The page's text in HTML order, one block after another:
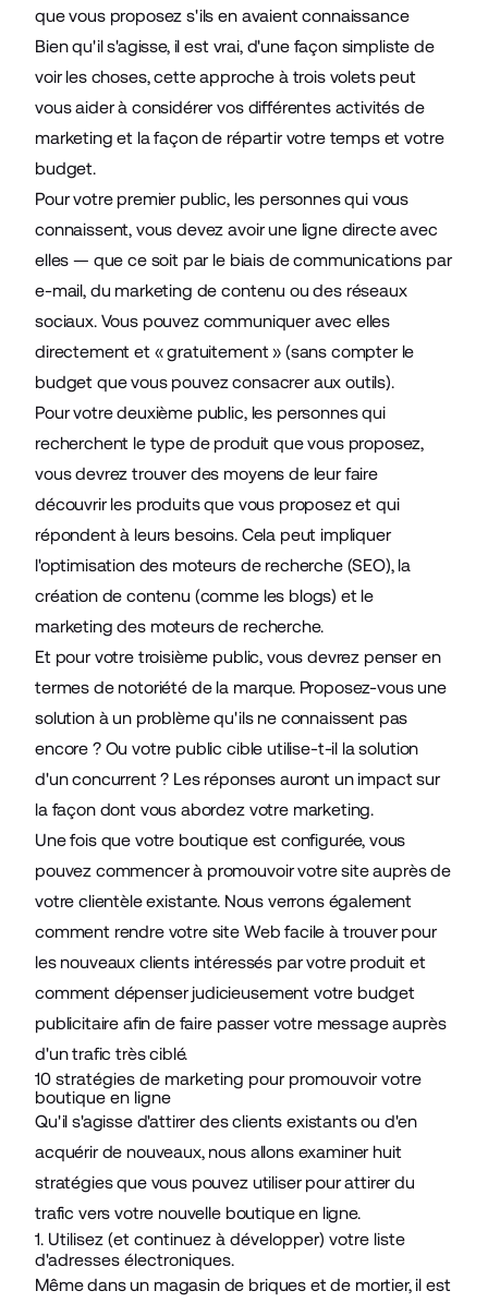
que vous proposez s'ils en avaient connaissance
Bien qu'il s'agisse, il est vrai, d'une façon simpliste de
voir les choses, cette approche à trois volets peut
vous aider à considérer vos différentes activités de
marketing et la façon de répartir votre temps et votre
budget.
Pour votre premier public, les personnes qui vous
connaissent, vous devez avoir une ligne directe avec
elles — que ce soit par le biais de communications par
e-mail, du marketing de contenu ou des réseaux
sociaux. Vous pouvez communiquer avec elles
directement et « gratuitement » (sans compter le
budget que vous pouvez consacrer aux outils).
Pour votre deuxième public, les personnes qui
recherchent le type de produit que vous proposez,
vous devrez trouver des moyens de leur faire
découvrir les produits que vous proposez et qui
répondent à leurs besoins. Cela peut impliquer
l'optimisation des moteurs de recherche (SEO), la
création de contenu (comme les blogs) et le
marketing des moteurs de recherche.
Et pour votre troisième public, vous devrez penser en
termes de notoriété de la marque. Proposez-vous une
solution à un problème qu'ils ne connaissent pas
encore ? Ou votre public cible utilise-t-il la solution
d'un concurrent ? Les réponses auront un impact sur
la façon dont vous abordez votre marketing.
Une fois que votre boutique est configurée, vous
pouvez commencer à promouvoir votre site auprès de
votre clientèle existante. Nous verrons également
comment rendre votre site Web facile à trouver pour
les nouveaux clients intéressés par votre produit et
comment dépenser judicieusement votre budget
publicitaire afin de faire passer votre message auprès
d'un trafic très ciblé.
10 stratégies de marketing pour promouvoir votre
boutique en ligne
Qu'il s'agisse d'attirer des clients existants ou d'en
acquérir de nouveaux, nous allons examiner huit
stratégies que vous pouvez utiliser pour attirer du
trafic vers votre nouvelle boutique en ligne.
1. Utilisez (et continuez à développer) votre liste
d'adresses électroniques.
Même dans un magasin de briques et de mortier, il est